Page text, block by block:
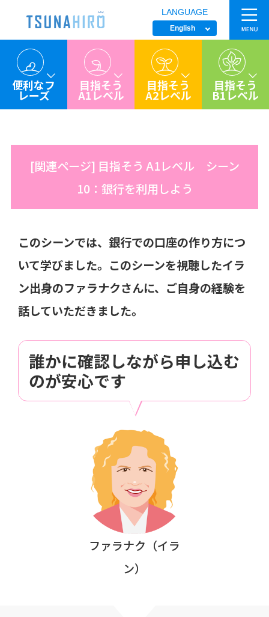
LANGUAGE
English
便利なフ
レーズ
目指そう
A1レベル
目指そう
A2レベル
目指そう
B1レベル
[関連ページ] 目指そう A1レベル シーン
10：銀行を利用しよう
このシーンでは、銀行での口座の作り方につ
いて学びました。このシーンを視聴したイラ
ン出身のファラナクさんに、ご自身の経験を
話していただきました。
ファラナク（イラ
ン）
誰かに確認しながら申し込む
のが安心です